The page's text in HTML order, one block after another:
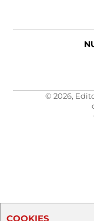
© 2026,
COOKIES